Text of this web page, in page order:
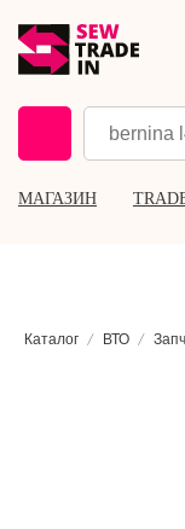
МАГАЗИН
Каталог ВТО